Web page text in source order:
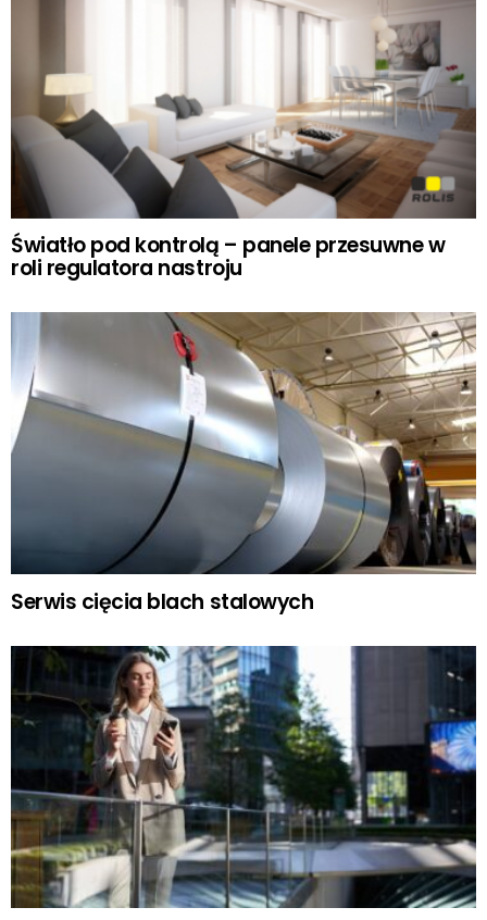
Światło pod kontrolą – panele przesuwne w
roli regulatora nastroju
Serwis cięcia blach stalowych